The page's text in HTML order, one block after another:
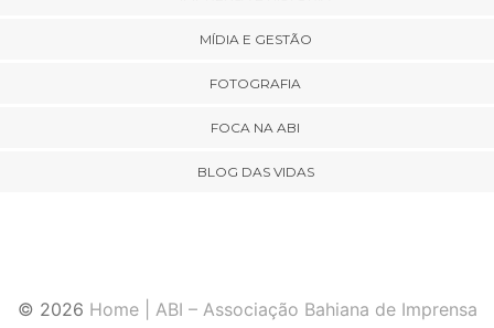
MÍDIA E GESTÃO
FOTOGRAFIA
FOCA NA ABI
BLOG DAS VIDAS
© 2026 Home | ABI – Associação Bahiana de Imprensa